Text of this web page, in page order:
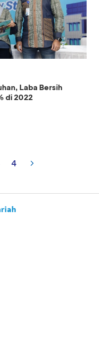
Laba Bersih
di 2022
4